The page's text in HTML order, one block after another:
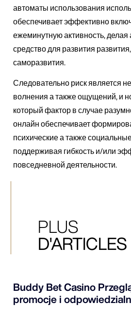
автоматы использования
обеспечивает эффективно
ежеминутную активность, делая
средство для развития
саморазвития.
Следовательно риск является
волнения а также ощущений, и
который фактор в случае
онлайн обеспечивает
психические а также
поддерживая гибкость и/или
повседневной деятельности.
PLUS
D'ARTICLES
Buddy Bet Casino
promocje i